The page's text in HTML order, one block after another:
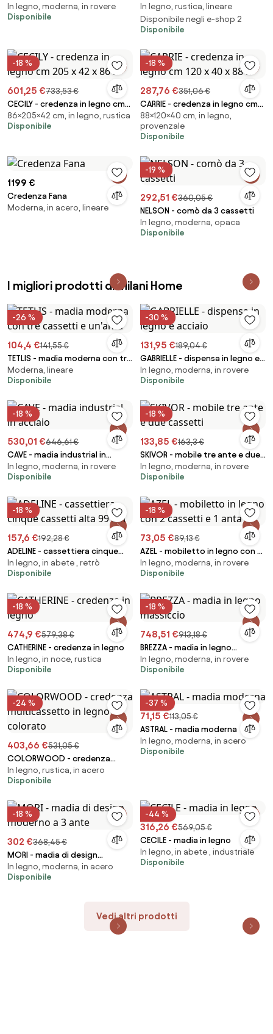
legno spazzolato
In legno, moderna, in rovere
Disponibile
In legno, rustica, lineare
Disponibile negli e-shop 2
Disponibile
-18 %
601,25 €733,53 €
CECILY - credenza in legno cm
205 x 42 x 86 h
86×205×42 cm, in legno, rustica
Disponibile
-18 %
287,76 €351,06 €
CARRIE - credenza in legno cm
120 x 40 x 88 h
88×120×40 cm, in legno,
provenzale
Disponibile
1199 €
Credenza Fana
Moderna, in acero, lineare
-19 %
292,51 €360,05 €
NELSON - comò da 3 cassetti
In legno, moderna, opaca
Disponibile
I migliori prodotti di Milani Home
-26 %
104,4 €141,55 €
TETLIS - madia moderna con tre
cassetti e un'anta
Moderna, lineare
Disponibile
-30 %
131,95 €189,04 €
GABRIELLE - dispensa in legno e
acciaio
In legno, moderna, in rovere
Disponibile
-18 %
530,01 €646,61 €
CAVE - madia industrial in
acciaio
In legno, moderna, in rovere
Disponibile
-18 %
133,85 €163,3 €
SKIVOR - mobile tre ante e due
cassetti
In legno, moderna, in rovere
Disponibile
-18 %
157,6 €192,28 €
ADELINE - cassettiera cinque
cassetti alta 99 cm
In legno, in abete , retrò
Disponibile
-18 %
73,05 €89,13 €
AZEL - mobiletto in legno con 2
cassetti e 1 anta
In legno, moderna, in rovere
Disponibile
-18 %
474,9 €579,38 €
CATHERINE - credenza in legno
In legno, in noce, rustica
Disponibile
-18 %
748,51 €913,18 €
BREZZA - madia in legno
massiccio
In legno, moderna, in rovere
Disponibile
-24 %
403,66 €531,05 €
COLORWOOD - credenza
multicassetto in legno
colorato
In legno, rustica, in acero
Disponibile
-37 %
71,15 €113,05 €
ASTRAL - madia moderna
In legno, moderna, in acero
Disponibile
-18 %
302 €368,45 €
MORI - madia di design
moderno a 3 ante
In legno, moderna, in acero
Disponibile
-44 %
316,26 €569,05 €
CECILE - madia in legno
In legno, in abete , industriale
Disponibile
Vedi altri prodotti